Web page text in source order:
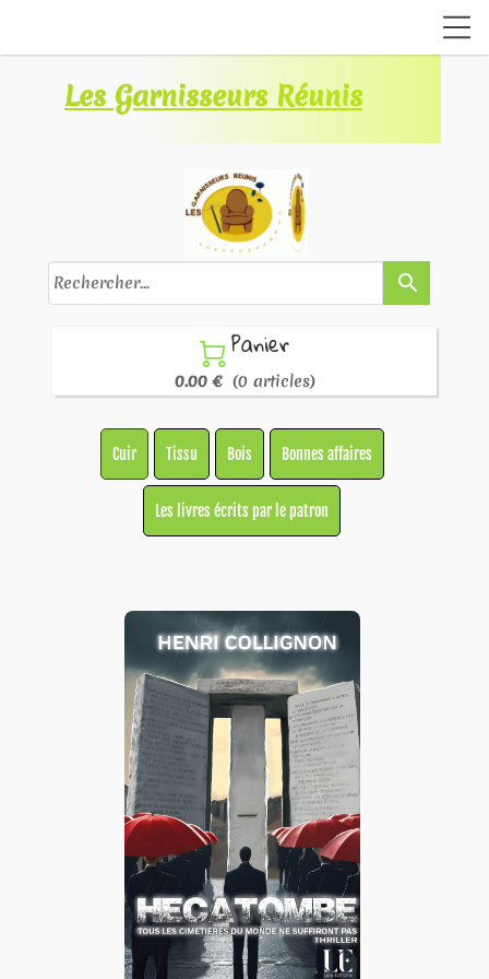
Les Garnisseurs Réunis
search
 Panier
0.00 € (0 articles)
Cuir Tissu Bois Bonnes affaires
Les livres écrits par le patron